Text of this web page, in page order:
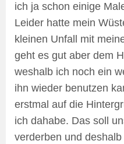
ich ja schon einige
Leider hatte mein
kleinen Unfall mit
geht es gut aber dem
weshalb ich noch ein
ihn wieder benutzen
erstmal auf die
ich dahabe. Das soll
verderben und